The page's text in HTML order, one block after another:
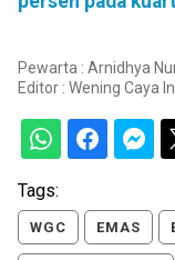
Pewarta : Arnidhya
Editor : Wening Caya
Tags:
WGC EMAS